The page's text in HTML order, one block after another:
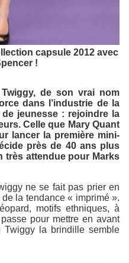
capsule 2012 avec
!
de son vrai nom
dans l’industrie de la
jeunesse : rejoindre la
Celle que Mary Quant
lancer la première mini-
près de 40 ans plus
très attendue pour Marks
ne se fait pas prier en
la tendance « imprimé ».
motifs ethniques, à
pour mettre en avant
Twiggy la brindille semble